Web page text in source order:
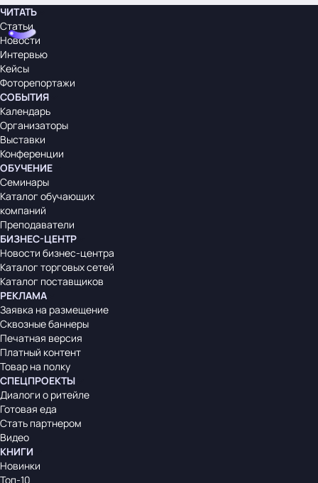
ЧИТАТЬ
Статьи
Новости
Интервью
Кейсы
Фоторепортажи
СОБЫТИЯ
Календарь
Организаторы
Выставки
Конференции
ОБУЧЕНИЕ
Семинары
Каталог обучающих
компаний
Преподаватели
БИЗНЕС-ЦЕНТР
Новости бизнес-центра
Каталог торговых сетей
Каталог поставщиков
РЕКЛАМА
Заявка на размещение
Сквозные баннеры
Печатная версия
Платный контент
Товар на полку
СПЕЦПРОЕКТЫ
Диалоги о ритейле
Готовая еда
Стать партнером
Видео
КНИГИ
Новинки
Топ-10